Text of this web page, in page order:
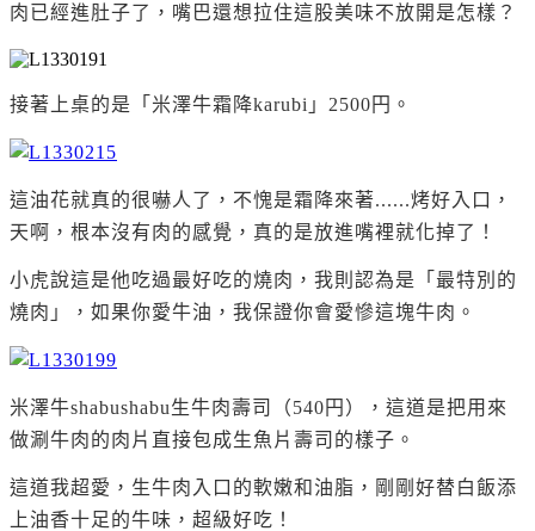
肉已經進肚子了，嘴巴還想拉住這股美味不放開是怎樣？
接著上桌的是「米澤牛霜降karubi」2500円。
這油花就真的很嚇人了，不愧是霜降來著......烤好入口，
天啊，根本沒有肉的感覺，真的是放進嘴裡就化掉了！
小虎說這是他吃過最好吃的燒肉，我則認為是「最特別的
燒肉」，如果你愛牛油，我保證你會愛慘這塊牛肉。
米澤牛shabushabu生牛肉壽司（540円），這道是把用來
做涮牛肉的肉片直接包成生魚片壽司的樣子。
這道我超愛，生牛肉入口的軟嫩和油脂，剛剛好替白飯添
上油香十足的牛味，超級好吃！